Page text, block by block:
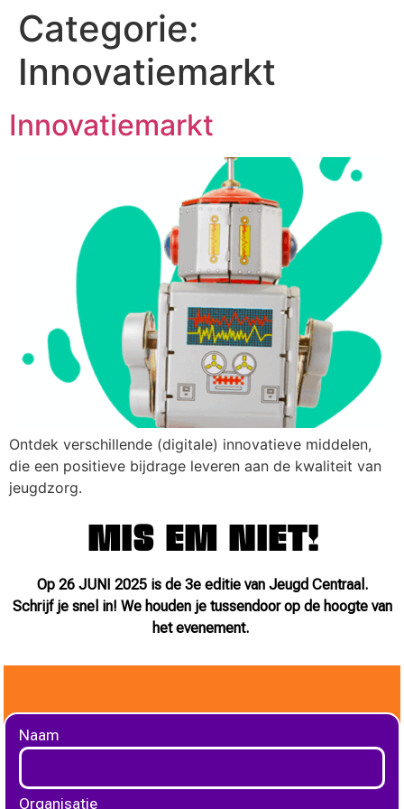
Categorie:
Innovatiemarkt
Innovatiemarkt
Ontdek verschillende (digitale) innovatieve middelen,
die een positieve bijdrage leveren aan de kwaliteit van
jeugdzorg.
MIS EM NIET!
Op 26 JUNI 2025 is de 3e editie van Jeugd Centraal.
Schrijf je snel in! We houden je tussendoor op de hoogte van
het evenement.
Naam
Organisatie